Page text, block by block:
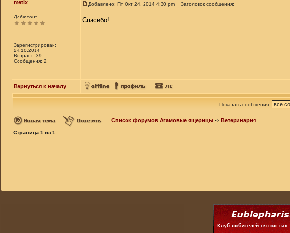
metix
Дебютант
Зарегистрирован:
24.10.2014
Возраст: 39
Сообщения: 2
Добавлено: Пт Окт 24, 2014 4:30 pm Заголовок сообщения:
Спасибо!
Вернуться к началу
Показать сообщения:
Список форумов Агамовые ящерицы -> Ветеринария
Страница 1 из 1